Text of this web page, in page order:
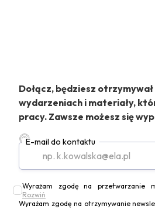
Dołącz, będziesz
wydarzeniach i materiały,
pracy. Zawsze możesz się
E-mail do kontaktu
Wyrażam zgodę na przetwarzanie
Rozwiń
Wyrażam zgodę na otrzymywanie